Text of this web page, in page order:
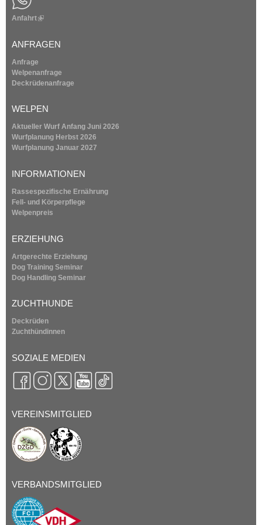
Anfahrt(
i
n
k
i
s
t
e
r
n
)
ANFRAGEN
Anfrage
Welpenanfrage
Deckrüdenanfrage
WELPEN
Aktueller Wurf Anfang Juni 2026
Wurfplanung Herbst 2026
Wurfplanung Januar 2027
INFORMATIONEN
Rassespezifische Ernährung
Fell- und Körperpflege
Welpenpreis
ERZIEHUNG
Artgerechte Erziehung
Dog Training Seminar
Dog Handling Seminar
ZUCHTHUNDE
Deckrüden
Zuchthündinnen
SOZIALE MEDIEN
VEREINSMITGLIED
VERBANDSMITGLIED